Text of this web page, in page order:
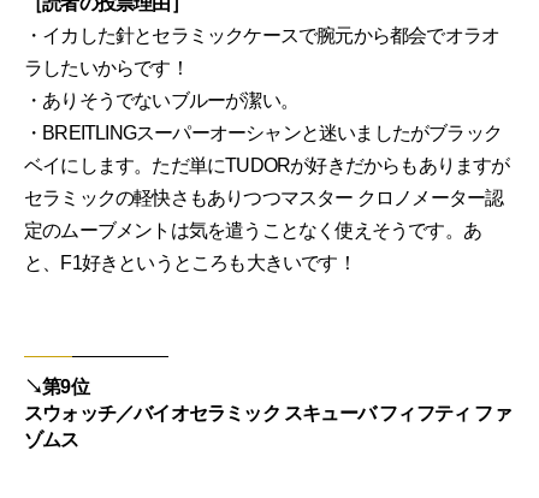
・イカした針とセラミックケースで腕元から都会でオラオ
ラしたいからです！
・ありそうでないブルーが潔い。
・BREITLINGスーパーオーシャンと迷いましたがブラック
ベイにします。ただ単にTUDORが好きだからもありますが
セラミックの軽快さもありつつマスター クロノメーター認
定のムーブメントは気を遣うことなく使えそうです。あ
と、F1好きというところも大きいです！
↘︎第9位
スウォッチ／バイオセラミック スキューバ フィフティ ファ
ゾムス